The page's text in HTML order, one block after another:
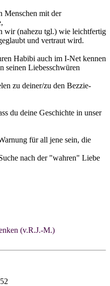
Menschen mit der
wir (nahezu tgl.) wie leichtfertig
und vertraut wird.
Habibi auch im I-Net kennen
seinen Liebesschwüren
zu deiner/zu den Bezzie-
du deine Geschichte in unser
für all jene sein, die
nach der "wahren" Liebe
(v.R.J.-M.)